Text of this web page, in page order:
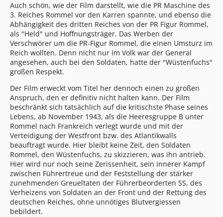
Auch schön, wie der Film darstellt, wie die PR Maschine des
3. Reiches Rommel vor den Karren spannte, und ebenso die
Abhängigkeit des dritten Reiches von der PR Figur Rommel,
als "Held" und Hoffnungsträger. Das Werben der
Verschwörer um die PR-Figur Rommel, die einen Umsturz im
Reich wollten. Denn nicht nur im Volk war der General
angesehen, auch bei den Soldaten, hatte der "Wüstenfuchs"
großen Respekt.
Der Film erweckt vom Titel her dennoch einen zu großen
Anspruch, den er definitiv nicht halten kann. Der Film
beschränkt sich tatsächlich auf die kritischste Phase seines
Lebens, ab November 1943, als die Heeresgruppe B unter
Rommel nach Frankreich verlegt wurde und mit der
Verteidigung der Westfront bzw. des Atlantikwalls
beauftragt wurde. Hier bleibt keine Zeit, den Soldaten
Rommel, den Wüstenfuchs, zu skizzieren, was ihn antrieb.
Hier wird nur noch seine Zerissenheit, sein innerer Kampf
zwischen Führertreue und der Feststellung der stärker
zunehmenden Greueltaten der Führerbeorderten SS, des
Verheizens von Soldaten an der Front und der Rettung des
deutschen Reiches, ohne unnötiges Blutvergiessen
bebildert.